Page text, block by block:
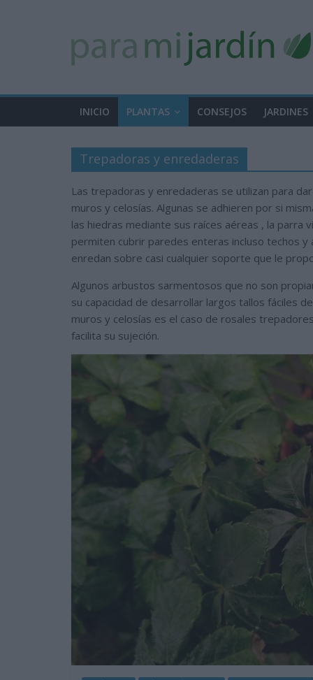
INICIO PLANTAS CONSEJOS JARDINES
Trepadoras y enredaderas
Las trepadoras y enredaderas se utilizan para
muros y celosías. Algunas se adhieren por si
las hiedras mediante sus raíces aéreas , la
permiten cubrir paredes enteras incluso techos
enredan sobre casi cualquier soporte que le
Algunos arbustos sarmentosos que no son
su capacidad de desarrollar largos tallos fáciles
muros y celosías es el caso de rosales
facilita su sujeción.